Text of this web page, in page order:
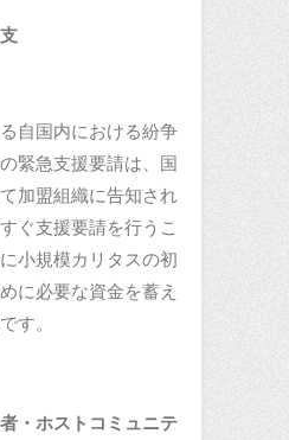
自国内における紛争
緊急支援要請は、国
加盟組織に告知され
ぐ支援要請を行うこ
小規模カリタスの初
に必要な資金を蓄え
す。
・ホストコミュニテ